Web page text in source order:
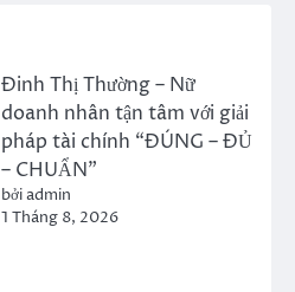
Đinh Thị Thường – Nữ
doanh nhân tận tâm với giải
pháp tài chính “ĐÚNG – ĐỦ
– CHUẨN”
bởi admin
1 Tháng 8, 2026